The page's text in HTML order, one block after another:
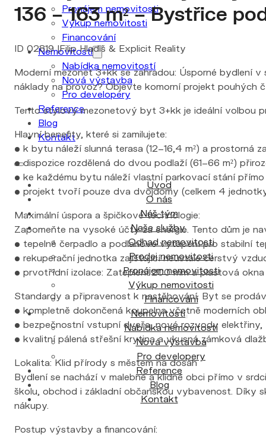
Pronájem nemovitosti
Výkup nemovitosti
Financování
Nemovitosti
Nabídka nemovitostí
Nová výstavba
Pro developery
Reference
Blog
Kontakt
Úvod
O nás
Náš tým
Naše služby
Odhad nemovitosti
Prodej nemovitosti
Pronájem nemovitosti
Výkup nemovitosti
Financování
Nemovitosti
Nabídka nemovitostí
Nová výstavba
Pro developery
Reference
Blog
Kontakt
136 – 163 m² – Bystřice
ID 02819 |Filip Hladiš & Explicit Reality
Moderní mezonet 3+kk se zahradou: Úsporné bydlení
náklady na provoz? Objevte komorní projekt pouhých
Tento stylový mezonetový byt 3+kk je ideální volbou
Hlavní benefity, které si zamilujete:
• k bytu náleží slunná terasa (12–16,4 m²) a prostorná
• dispozice rozdělená do dvou podlaží (61–66 m²)
• ke každému bytu náleží vlastní parkovací stání přímo
• projekt tvoří pouze dva dvojdomy (celkem 4
Maximální úspora a špičkové technologie:
Zapomeňte na vysoké účty za energie. Tento dům je
• tepelné čerpadlo a podlahové vytápění pro stabilní
• rekuperační jednotka zajišťující neustále čerstvý
• prvotřídní izolace: Zateplení 200 mm a plastová okna
Standardy a připravenost k nastěhování. Byt se
• kompletně dokončená koupelna včetně moderních
• bezpečnostní vstupní dveře, nové rozvody
• kvalitní pálená střešní krytina a vkusná zámková
Lokalita: Klid přírody s městem na dosah
Bydlení se nachází v malebné a klidné obci přímo v
školu, obchod i základní občanskou vybavenost. Díky
nákupy.
Postup výstavby a financování: